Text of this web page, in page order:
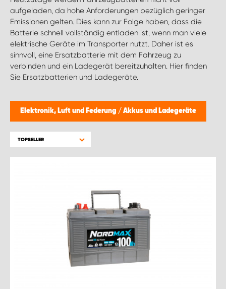
aufgeladen, da hohe Anforderungen bezüglich geringer
Emissionen gelten. Dies kann zur Folge haben, dass die
Batterie schnell vollständig entladen ist, wenn man viele
elektrische Geräte im Transporter nutzt. Daher ist es
sinnvoll, eine Ersatzbatterie mit dem Fahrzeug zu
verbinden und ein Ladegerät bereitzuhalten. Hier finden
Sie Ersatzbatterien und Ladegeräte.
Elektronik, Luft und Federung / Akkus und Ladegeräte
TOPSELLER
MONTAGEPARTNER WIEN 1230
SCHAURAUM ÖSTERREICH